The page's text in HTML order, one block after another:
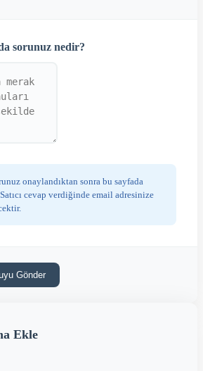
sorunuz nedir?
onaylandıktan sonra bu sayfada
cevap verdiğinde email adresinize
Gönder
Ekle